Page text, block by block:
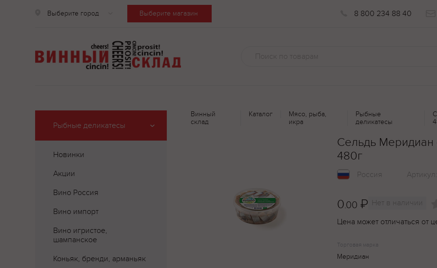
Выберите город Выберите магазин 8 800 234 88 40
Рыбные деликатесы
Новинки
Акции
Вино Россия
Вино импорт
Вино игристое,
шампанское
Коньяк, бренди, арманьяк
Винный
склад
Каталог
Мясо, рыба,
икра
Рыбные
деликатесы
Сельдь Меридиан
480г
Россия Артикул:
0.00 ₽ Нет в наличии
Цена может отличаться от
Торговая марка
Меридиан